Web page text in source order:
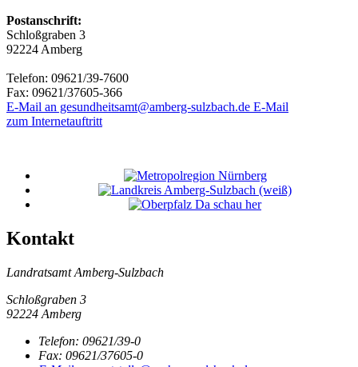
Postanschrift:
Schloßgraben 3
92224 Amberg
Telefon: 09621/39-7600
Fax: 09621/37605-366
E-Mail an gesundheitsamt@amberg-sulzbach.de E-Mail
zum Internetauftritt
Kontakt
Landratsamt Amberg-Sulzbach
Schloßgraben 3
92224 Amberg
Telefon: 09621/39-0
Fax: 09621/37605-0